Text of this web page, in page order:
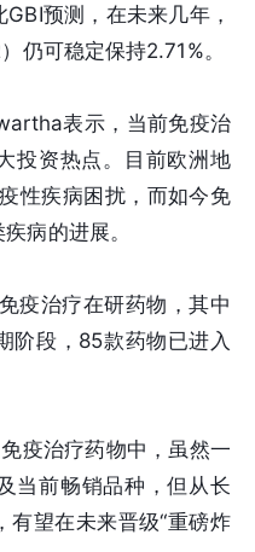
预测，在未来几年，
仍可稳定保持2.71%。
表示，当前免疫治
投资热点。目前欧洲地
性疾病困扰，而如今免
病的进展。
疫治疗在研药物，其中
阶段，85款药物已进入
疫治疗药物中，虽然一
当前畅销品种，但从长
有望在未来晋级“重磅炸